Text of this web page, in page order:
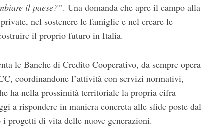
il paese?”. Una domanda che apre il campo alla
nel sostenere le famiglie e nel creare le
il proprio futuro in Italia.
le Banche di Credito Cooperativo, da sempre opera
coordinandone l’attività con servizi normativi,
ha nella prossimità territoriale la propria cifra
a rispondere in maniera concreta alle sfide poste dal
progetti di vita delle nuove generazioni.